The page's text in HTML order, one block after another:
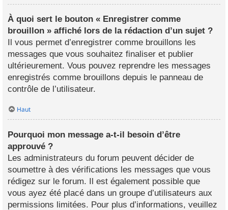
À quoi sert le bouton « Enregistrer comme
brouillon » affiché lors de la rédaction d’un sujet ?
Il vous permet d’enregistrer comme brouillons les
messages que vous souhaitez finaliser et publier
ultérieurement. Vous pouvez reprendre les messages
enregistrés comme brouillons depuis le panneau de
contrôle de l’utilisateur.
Haut
Pourquoi mon message a-t-il besoin d’être
approuvé ?
Les administrateurs du forum peuvent décider de
soumettre à des vérifications les messages que vous
rédigez sur le forum. Il est également possible que
vous ayez été placé dans un groupe d’utilisateurs aux
permissions limitées. Pour plus d’informations, veuillez